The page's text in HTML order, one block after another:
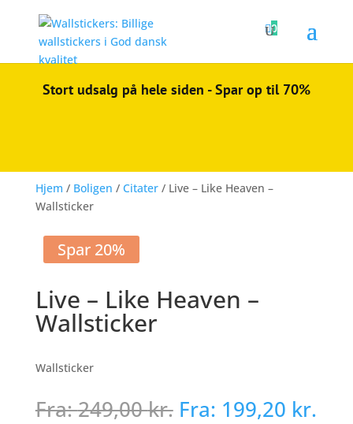
0
Stort udsalg på hele siden - Spar op til 70%
Hjem / Boligen / Citater/ Live – Like Heaven –
Wallsticker
Spar 20%
Live – Like Heaven –
Wallsticker
Wallsticker
Fra:249,00kr. Fra: 199,20 kr.